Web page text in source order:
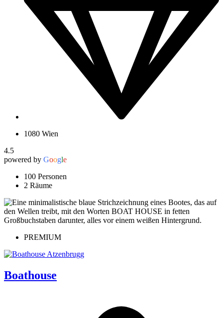
1080 Wien
4.5
powered by Google
100 Personen
2 Räume
PREMIUM
Boathouse